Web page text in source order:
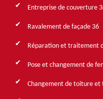
Entreprise de couverture
Ravalement de façade 36
Réparation et traitement
Pose et changement de
Changement de toiture et